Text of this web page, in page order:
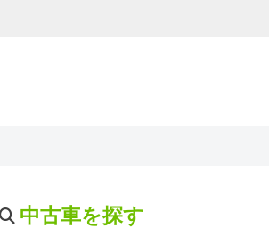
中古車を探す